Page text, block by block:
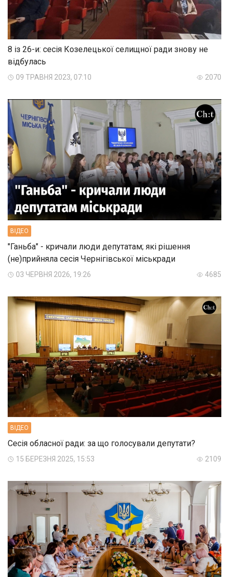
8 із 26-и: сесія Козелецької селищної ради знову не
відбулась
09 ТРАВНЯ 2023, 07:10 2070
ВIДЕО
"Ганьба" - кричали люди депутатам; які рішення
(не)прийняла сесія Чернігівської міськради
03 ЧЕРВНЯ 2026, 19:26 4685
ВIДЕО
Сесія обласної ради: за що голосували депутати?
15 БЕРЕЗНЯ 2025, 15:53 2109